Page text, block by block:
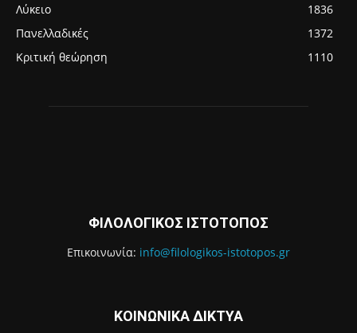
Λύκειο
1836
Πανελλαδικές
1372
Κριτική θεώρηση
1110
ΦΙΛΟΛΟΓΙΚΟΣ ΙΣΤΟΤΟΠΟΣ
Επικοινωνία: info@filologikos-istotopos.gr
ΚΟΙΝΩΝΙΚΑ ΔΙΚΤΥΑ